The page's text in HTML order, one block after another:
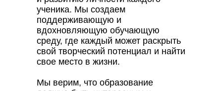
ученика. Мы создаем
поддерживающую и
вдохновляющую обучающую
среду, где каждый может раскрыть
свой творческий потенциал и найти
свое место в жизни.
Мы верим, что образование